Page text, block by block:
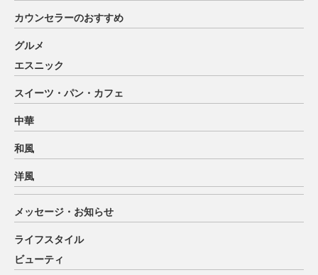
カウンセラーのおすすめ
グルメ
エスニック
スイーツ・パン・カフェ
中華
和風
洋風
メッセージ・お知らせ
ライフスタイル
ビューティ